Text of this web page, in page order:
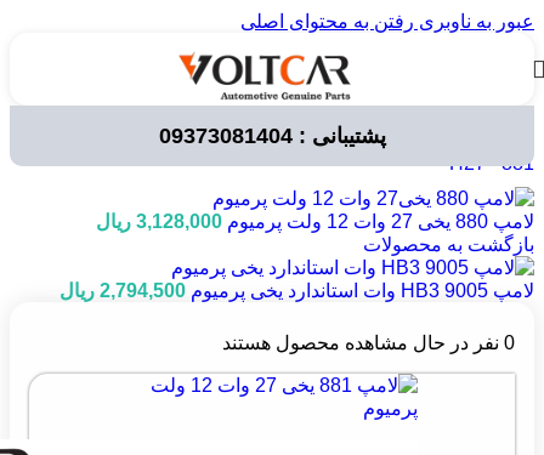
عبور به ناوبری رفتن به محتوای اصلی
پشتیبانی : 09373081404لوازم برقی خودرو/ لامپ خودرویی/ لامپ های 12 ولت
H27 - 881
لامپ 880 یخی 27 وات 12 ولت پرمیوم 3,128,000 ریال
بازگشت به محصولات
لامپ HB3 9005 وات استاندارد یخی پرمیوم 2,794,500 ریال
0 نفر در حال مشاهده محصول هستند